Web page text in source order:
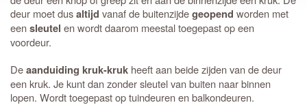
deur moet dusaltijd vanaf de buitenzijdegeopend worden met
eensleutel en wordt daarom meestal toegepast op een
voordeur.
Deaanduiding kruk-kruk heeft aan beide zijden van de deur
een kruk. Je kunt dan zonder sleutel van buiten naar binnen
lopen. Wordt toegepast op tuindeuren en balkondeuren.